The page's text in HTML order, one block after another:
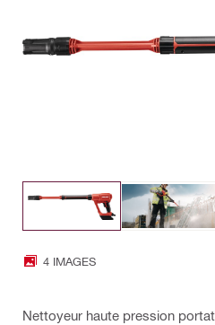
4 IMAGES
Nettoyeur haute pression